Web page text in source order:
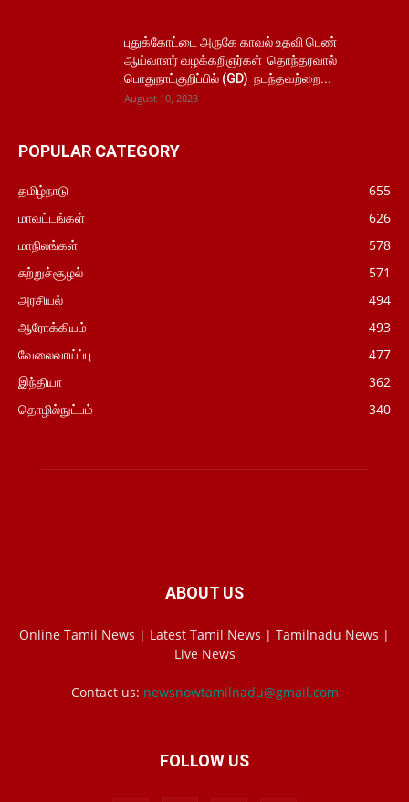
புதுக்கோட்டை அருகே காவல் உதவி பெண்
ஆய்வாளர் வழக்கறிஞர்கள் தொந்தரவால்
பொதுநாட்குறிப்பில் (GD) நடந்தவற்றை...
August 10, 2023
POPULAR CATEGORY
தமிழ்நாடு
655
மாவட்டங்கள்
626
மாநிலங்கள்
578
சுற்றுச்சூழல்
571
அரசியல்
494
ஆரோக்கியம்
493
வேலைவாய்ப்பு
477
இந்தியா
362
தொழில்நுட்பம்
340
ABOUT US
Online Tamil News | Latest Tamil News | Tamilnadu News |
Live News
Contact us: newsnowtamilnadu@gmail.com
FOLLOW US